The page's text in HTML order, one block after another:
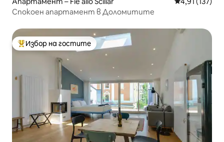
Спокоен апартамент в Доломитите
Най-популярен избор на гостите
Избор на гостите